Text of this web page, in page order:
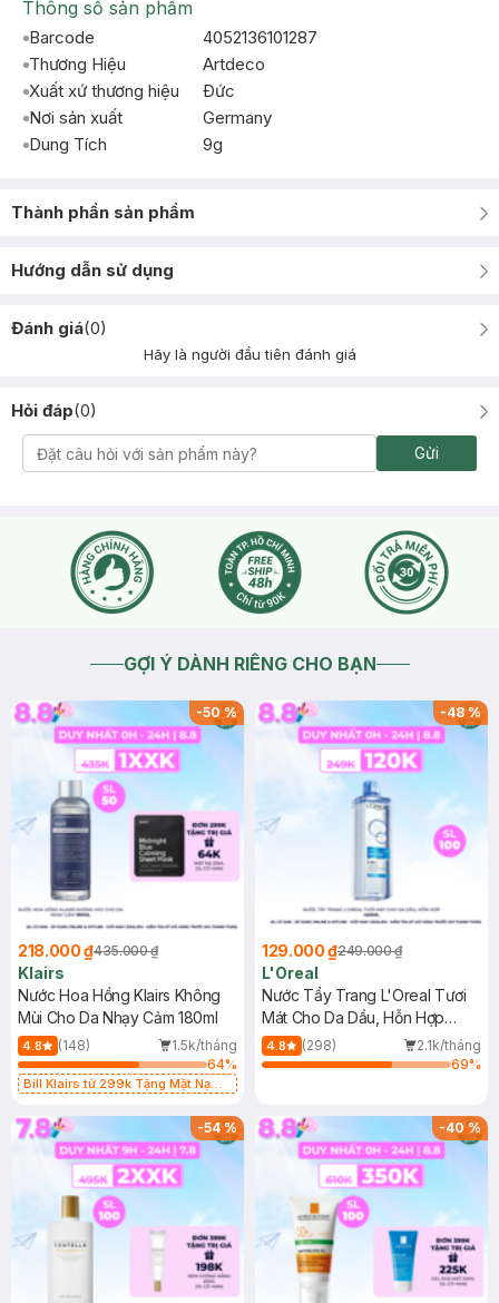
Thông số sản phẩm
Barcode
4052136101287
Thương Hiệu
Artdeco
Xuất xứ thương hiệu
Ðức
Nơi sản xuất
Germany
Dung Tích
9g
Thành phần sản phẩm
Hướng dẫn sử dụng
Đánh giá(0)
Hãy là người đầu tiên đánh giá
Hỏi đáp(0)
Gửi
GỢI Ý DÀNH RIÊNG CHO BẠN
-50%
218.000 ₫435.000 ₫
Klairs
Nước Hoa Hồng Klairs Không
Mùi Cho Da Nhạy Cảm 180ml
4.8 (148)
1.5k/tháng
64%
Bill Klairs từ 299k Tặng Mặt Nạ
25ml (SL Có Hạn)
-48%
129.000 ₫249.000 ₫
L'Oreal
Nước Tẩy Trang L'Oreal Tươi
Mát Cho Da Dầu, Hỗn Hợp
400ml
4.8 (298)
2.1k/tháng
69%
-54% -40%